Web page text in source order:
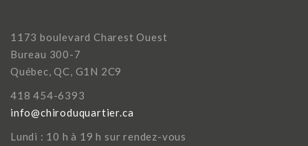
1173 boulevard Charest Ouest
Bureau 300-7
Québec, QC, G1N 2C9
418 454-6393
info@chiroduquartier.ca
Lundi : 10 h à 19 h sur rendez-vous